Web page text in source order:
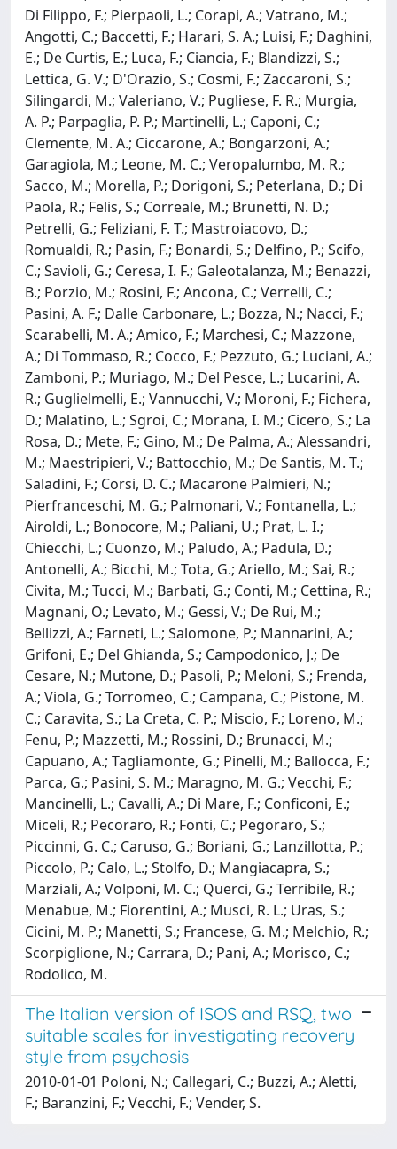
Di Filippo, F.; Pierpaoli, L.; Corapi, A.; Vatrano, M.;
Angotti, C.; Baccetti, F.; Harari, S. A.; Luisi, F.; Daghini,
E.; De Curtis, E.; Luca, F.; Ciancia, F.; Blandizzi, S.;
Lettica, G. V.; D'Orazio, S.; Cosmi, F.; Zaccaroni, S.;
Silingardi, M.; Valeriano, V.; Pugliese, F. R.; Murgia,
A. P.; Parpaglia, P. P.; Martinelli, L.; Caponi, C.;
Clemente, M. A.; Ciccarone, A.; Bongarzoni, A.;
Garagiola, M.; Leone, M. C.; Veropalumbo, M. R.;
Sacco, M.; Morella, P.; Dorigoni, S.; Peterlana, D.; Di
Paola, R.; Felis, S.; Correale, M.; Brunetti, N. D.;
Petrelli, G.; Feliziani, F. T.; Mastroiacovo, D.;
Romualdi, R.; Pasin, F.; Bonardi, S.; Delfino, P.; Scifo,
C.; Savioli, G.; Ceresa, I. F.; Galeotalanza, M.; Benazzi,
B.; Porzio, M.; Rosini, F.; Ancona, C.; Verrelli, C.;
Pasini, A. F.; Dalle Carbonare, L.; Bozza, N.; Nacci, F.;
Scarabelli, M. A.; Amico, F.; Marchesi, C.; Mazzone,
A.; Di Tommaso, R.; Cocco, F.; Pezzuto, G.; Luciani, A.;
Zamboni, P.; Muriago, M.; Del Pesce, L.; Lucarini, A.
R.; Guglielmelli, E.; Vannucchi, V.; Moroni, F.; Fichera,
D.; Malatino, L.; Sgroi, C.; Morana, I. M.; Cicero, S.; La
Rosa, D.; Mete, F.; Gino, M.; De Palma, A.; Alessandri,
M.; Maestripieri, V.; Battocchio, M.; De Santis, M. T.;
Saladini, F.; Corsi, D. C.; Macarone Palmieri, N.;
Pierfranceschi, M. G.; Palmonari, V.; Fontanella, L.;
Airoldi, L.; Bonocore, M.; Paliani, U.; Prat, L. I.;
Chiecchi, L.; Cuonzo, M.; Paludo, A.; Padula, D.;
Antonelli, A.; Bicchi, M.; Tota, G.; Ariello, M.; Sai, R.;
Civita, M.; Tucci, M.; Barbati, G.; Conti, M.; Cettina, R.;
Magnani, O.; Levato, M.; Gessi, V.; De Rui, M.;
Bellizzi, A.; Farneti, L.; Salomone, P.; Mannarini, A.;
Grifoni, E.; Del Ghianda, S.; Campodonico, J.; De
Cesare, N.; Mutone, D.; Pasoli, P.; Meloni, S.; Frenda,
A.; Viola, G.; Torromeo, C.; Campana, C.; Pistone, M.
C.; Caravita, S.; La Creta, C. P.; Miscio, F.; Loreno, M.;
Fenu, P.; Mazzetti, M.; Rossini, D.; Brunacci, M.;
Capuano, A.; Tagliamonte, G.; Pinelli, M.; Ballocca, F.;
Parca, G.; Pasini, S. M.; Maragno, M. G.; Vecchi, F.;
Mancinelli, L.; Cavalli, A.; Di Mare, F.; Conficoni, E.;
Miceli, R.; Pecoraro, R.; Fonti, C.; Pegoraro, S.;
Piccinni, G. C.; Caruso, G.; Boriani, G.; Lanzillotta, P.;
Piccolo, P.; Calo, L.; Stolfo, D.; Mangiacapra, S.;
Marziali, A.; Volponi, M. C.; Querci, G.; Terribile, R.;
Menabue, M.; Fiorentini, A.; Musci, R. L.; Uras, S.;
Cicini, M. P.; Manetti, S.; Francese, G. M.; Melchio, R.;
Scorpiglione, N.; Carrara, D.; Pani, A.; Morisco, C.;
Rodolico, M.
The Italian version of ISOS and RSQ, two
suitable scales for investigating recovery
style from psychosis
2010-01-01 Poloni, N.; Callegari, C.; Buzzi, A.; Aletti,
F.; Baranzini, F.; Vecchi, F.; Vender, S.